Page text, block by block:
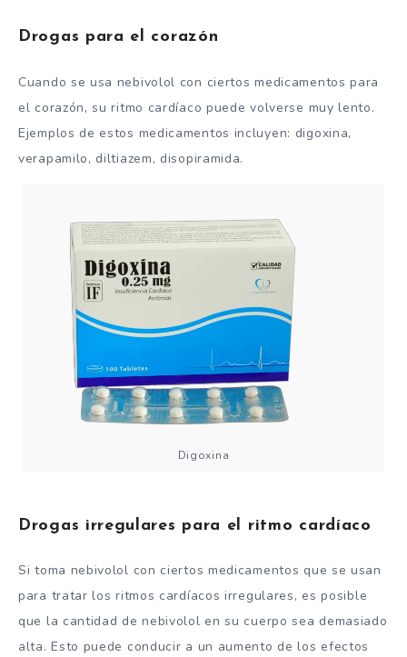
Drogas para el corazón
Cuando se usa nebivolol con ciertos medicamentos para
el corazón, su ritmo cardíaco puede volverse muy lento.
Ejemplos de estos medicamentos incluyen: digoxina,
verapamilo, diltiazem, disopiramida.
Digoxina
Drogas irregulares para el ritmo cardíaco
Si toma nebivolol con ciertos medicamentos que se usan
para tratar los ritmos cardíacos irregulares, es posible
que la cantidad de nebivolol en su cuerpo sea demasiado
alta. Esto puede conducir a un aumento de los efectos